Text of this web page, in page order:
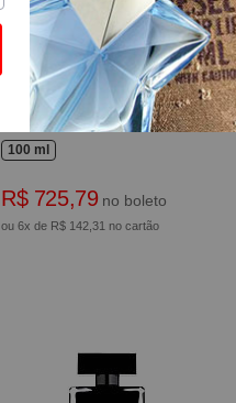
Narciso Rodriguez
Narciso Rodriguez For Her Eau de
Parfum
100 ml
R$ 725,79 no boleto
ou 6x de R$ 142,31 no cartão